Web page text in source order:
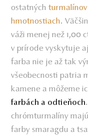
ostatnýchturmalínov
hmotnostiach.
váži menej než 1,00
v prírode vyskytuje
farba nie je až tak
všeobecnosti patria
kamene a môžeme
farbách a odtieňoch
chrómturmalíny
farby smaragdu a